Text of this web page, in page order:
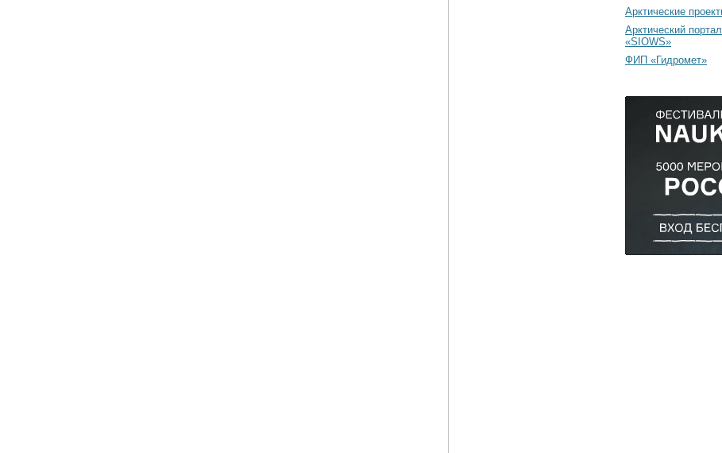
Арктические
Арктический портал
«SIOWS»
ФИП «Гидромет»